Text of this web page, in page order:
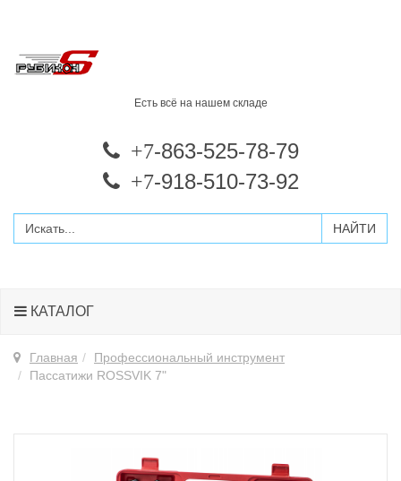
Есть всё на нашем складе
+7-863-525-78-79
+7-918-510-73-92
КАТАЛОГ
Главная
Профессиональный инструмент
Пассатижи ROSSVIK 7"